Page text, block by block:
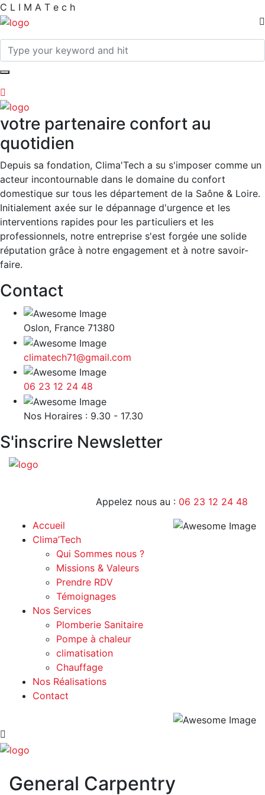
C L I M A T e c h
votre partenaire confort au
quotidien
Depuis sa fondation, Clima'Tech a su s'imposer comme un
acteur incontournable dans le domaine du confort
domestique sur tous les département de la Saône & Loire.
Initialement axée sur le dépannage d'urgence et les
interventions rapides pour les particuliers et les
professionnels, notre entreprise s'est forgée une solide
réputation grâce à notre engagement et à notre savoir-
faire.
Contact
Oslon, France 71380
climatech71@gmail.com
06 23 12 24 48
Nos Horaires : 9.30 - 17.30
S'inscrire Newsletter
Appelez nous au : 06 23 12 24 48
Accueil
Clima’Tech
Qui Sommes nous ?
Missions & Valeurs
Prendre RDV
Témoignages
Nos Services
Plomberie Sanitaire
Pompe à chaleur
climatisation
Chauffage
Nos Réalisations
Contact
General Carpentry